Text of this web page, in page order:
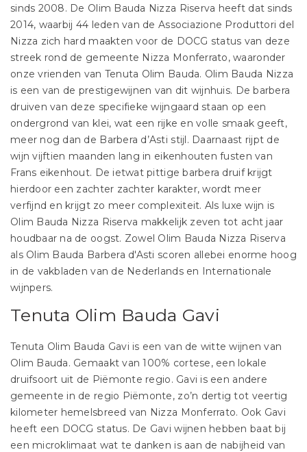
sinds 2008. De Olim Bauda Nizza Riserva heeft dat sinds
2014, waarbij 44 leden van de Associazione Produttori del
Nizza zich hard maakten voor de DOCG status van deze
streek rond de gemeente Nizza Monferrato, waaronder
onze vrienden van Tenuta Olim Bauda. Olim Bauda Nizza
is een van de prestigewijnen van dit wijnhuis. De barbera
druiven van deze specifieke wijngaard staan op een
ondergrond van klei, wat een rijke en volle smaak geeft,
meer nog dan de Barbera d’Asti stijl. Daarnaast rijpt de
wijn vijftien maanden lang in eikenhouten fusten van
Frans eikenhout. De ietwat pittige barbera druif krijgt
hierdoor een zachter zachter karakter, wordt meer
verfijnd en krijgt zo meer complexiteit. Als luxe wijn is
Olim Bauda Nizza Riserva makkelijk zeven tot acht jaar
houdbaar na de oogst. Zowel Olim Bauda Nizza Riserva
als Olim Bauda Barbera d'Asti scoren allebei enorme hoog
in de vakbladen van de Nederlands en Internationale
wijnpers.
Tenuta Olim Bauda Gavi
Tenuta Olim Bauda Gavi is een van de witte wijnen van
Olim Bauda. Gemaakt van 100% cortese, een lokale
druifsoort uit de Piëmonte regio. Gavi is een andere
gemeente in de regio Piëmonte, zo’n dertig tot veertig
kilometer hemelsbreed van Nizza Monferrato. Ook Gavi
heeft een DOCG status. De Gavi wijnen hebben baat bij
een microklimaat wat te danken is aan de nabijheid van